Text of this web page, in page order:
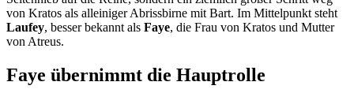
von Kratos als alleiniger Abrissbirne mit Bart. Im Mittelpunkt steht
Laufey, besser bekannt als Faye, die Frau von Kratos und Mutter
von Atreus.
Faye übernimmt die Hauptrolle